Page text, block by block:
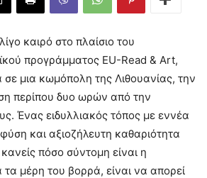
καιρό στο πλαίσιο του
προγράμματος EU-Read & Art,
σε μια κωμόπολη της Λιθουανίας, την
περίπου δυο ωρών από την
Ένας ειδυλλιακός τόπος με εννέα
και αξιοζήλευτη καθαριότητα
πόσο σύντομη είναι η
μέρη του βορρά, είναι να απορεί